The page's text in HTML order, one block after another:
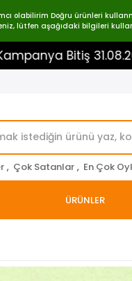
olabilirim Doğru
lütfen aşağıdaki bilgileri
31.08.2026)
, Çok Satanlar , En Çok
ÜRÜNLER